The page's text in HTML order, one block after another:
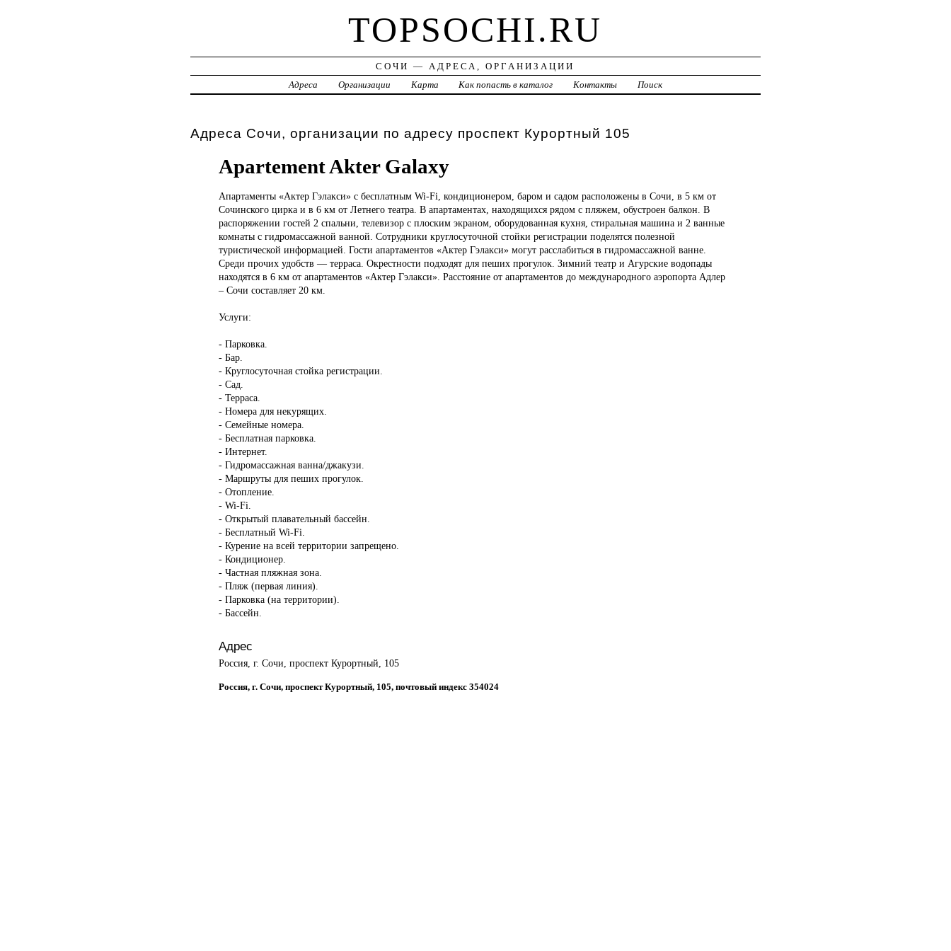
TOPSOCHI.RU
СОЧИ — АДРЕСА, ОРГАНИЗАЦИИ
Адреса
Организации Карта Как попасть в каталог Контакты Поиск
Адреса Сочи, организации по адресу проспект Курортный 105
Apartement Akter Galaxy
Апартаменты «Актер Гэлакси» с бесплатным Wi-Fi, кондиционером, баром и садом расположены в Сочи, в 5 км от
Сочинского цирка и в 6 км от Летнего театра. В апартаментах, находящихся рядом с пляжем, обустроен балкон. В
распоряжении гостей 2 спальни, телевизор с плоским экраном, оборудованная кухня, стиральная машина и 2 ванные
комнаты с гидромассажной ванной. Сотрудники круглосуточной стойки регистрации поделятся полезной
туристической информацией. Гости апартаментов «Актер Гэлакси» могут расслабиться в гидромассажной ванне.
Среди прочих удобств — терраса. Окрестности подходят для пеших прогулок. Зимний театр и Агурские водопады
находятся в 6 км от апартаментов «Актер Гэлакси». Расстояние от апартаментов до международного аэропорта Адлер
– Сочи составляет 20 км.
Услуги:
- Парковка.
- Бар.
- Круглосуточная стойка регистрации.
- Сад.
- Терраса.
- Номера для некурящих.
- Семейные номера.
- Бесплатная парковка.
- Интернет.
- Гидромассажная ванна/джакузи.
- Маршруты для пеших прогулок.
- Отопление.
- Wi-Fi.
- Открытый плавательный бассейн.
- Бесплатный Wi-Fi.
- Курение на всей территории запрещено.
- Кондиционер.
- Частная пляжная зона.
- Пляж (первая линия).
- Парковка (на территории).
- Бассейн.
Адрес
Россия, г. Сочи, проспект Курортный, 105
Россия, г. Сочи, проспект Курортный, 105, почтовый индекс 354024